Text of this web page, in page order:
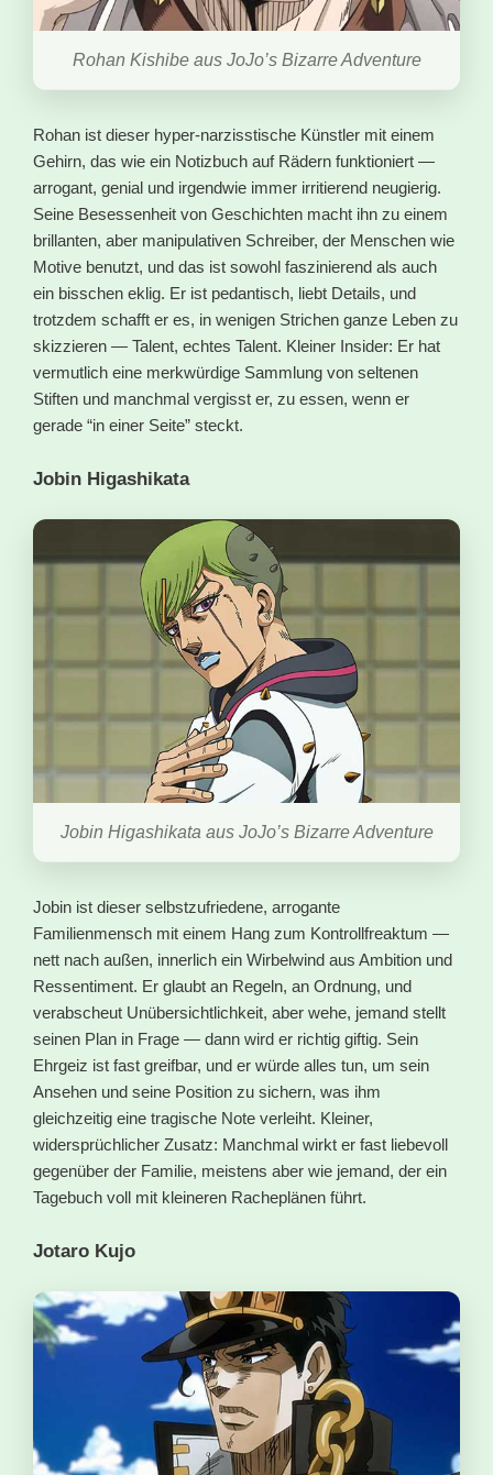
Rohan Kishibe aus JoJo’s Bizarre Adventure
Rohan ist dieser hyper-narzisstische Künstler mit einem
Gehirn, das wie ein Notizbuch auf Rädern funktioniert —
arrogant, genial und irgendwie immer irritierend neugierig.
Seine Besessenheit von Geschichten macht ihn zu einem
brillanten, aber manipulativen Schreiber, der Menschen wie
Motive benutzt, und das ist sowohl faszinierend als auch
ein bisschen eklig. Er ist pedantisch, liebt Details, und
trotzdem schafft er es, in wenigen Strichen ganze Leben zu
skizzieren — Talent, echtes Talent. Kleiner Insider: Er hat
vermutlich eine merkwürdige Sammlung von seltenen
Stiften und manchmal vergisst er, zu essen, wenn er
gerade “in einer Seite” steckt.
Jobin Higashikata
Jobin Higashikata aus JoJo’s Bizarre Adventure
Jobin ist dieser selbstzufriedene, arrogante
Familienmensch mit einem Hang zum Kontrollfreaktum —
nett nach außen, innerlich ein Wirbelwind aus Ambition und
Ressentiment. Er glaubt an Regeln, an Ordnung, und
verabscheut Unübersichtlichkeit, aber wehe, jemand stellt
seinen Plan in Frage — dann wird er richtig giftig. Sein
Ehrgeiz ist fast greifbar, und er würde alles tun, um sein
Ansehen und seine Position zu sichern, was ihm
gleichzeitig eine tragische Note verleiht. Kleiner,
widersprüchlicher Zusatz: Manchmal wirkt er fast liebevoll
gegenüber der Familie, meistens aber wie jemand, der ein
Tagebuch voll mit kleineren Racheplänen führt.
Jotaro Kujo